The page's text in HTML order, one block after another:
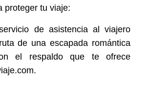
proteger tu viaje:
de asistencia al viajero
de una escapada romántica
el respaldo que te ofrece